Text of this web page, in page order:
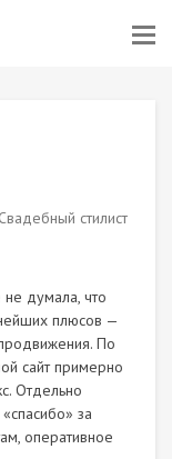
Свадебный стилист
думала, что
плюсов —
По
сайт примерно
Отдельно
за
оперативное